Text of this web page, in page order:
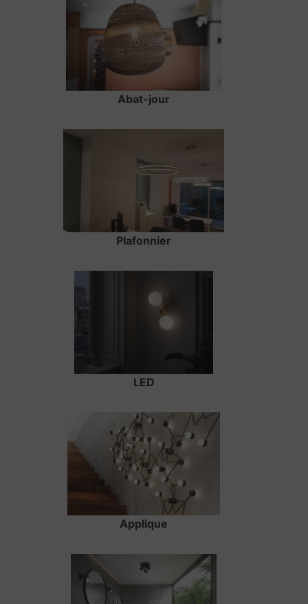
Abat-jour
Plafonnier
LED
Applique